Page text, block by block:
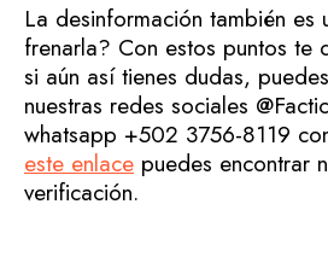
La desinformación también es
frenarla? Con estos puntos te
si aún así tienes dudas,
nuestras redes sociales
whatsapp +502 3756-8119
este enlace puedes encontrar
verificación.